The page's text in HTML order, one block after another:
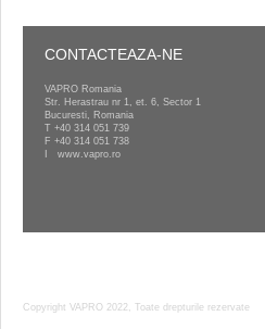
CONTACTEAZA-NE
VAPRO Romania
Str. Herastrau nr 1, et. 6, Sector 1
Bucuresti, Romania
T +40 314 051 739
F +40 314 051 738
www.vapro.ro
Copyright VAPRO 2022, Toate drepturile rezervate